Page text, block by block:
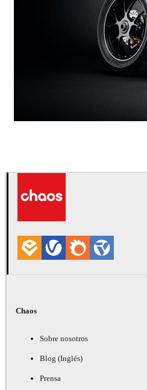
Chaos
Sobre nosotros
Blog (Inglés)
Prensa